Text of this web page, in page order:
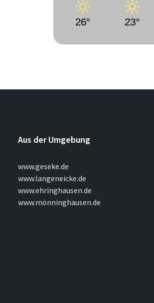
26° 23°
Aus der Umgebung
www.geseke.de
www.langeneicke.de
www.ehringhausen.de
www.mönninghausen.de